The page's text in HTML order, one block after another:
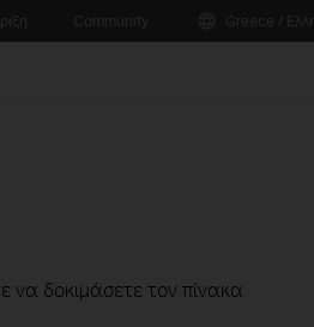
να δοκιμάσετε τον πίνακα